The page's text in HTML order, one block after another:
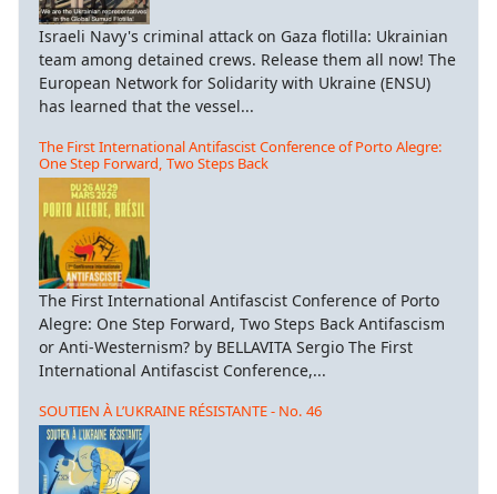
Israeli Navy's criminal attack on Gaza flotilla: Ukrainian
team among detained crews. Release them all now! The
European Network for Solidarity with Ukraine (ENSU)
has learned that the vessel...
The First International Antifascist Conference of Porto Alegre:
One Step Forward, Two Steps Back
The First International Antifascist Conference of Porto
Alegre: One Step Forward, Two Steps Back Antifascism
or Anti-Westernism? by BELLAVITA Sergio The First
International Antifascist Conference,...
SOUTIEN À L’UKRAINE RÉSISTANTE - No. 46